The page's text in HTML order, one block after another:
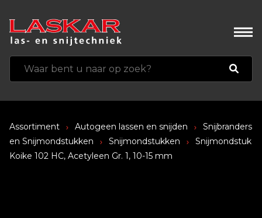
Assortiment Autogeen lassen en snijden
Snijbranders
en Snijmondstukken
Snijmondstukken
Snijmondstuk
Koike 102 HC, Acetyleen Gr. 1, 10-15 mm